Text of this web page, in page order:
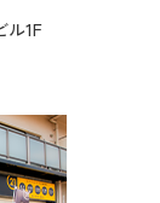
ル1F